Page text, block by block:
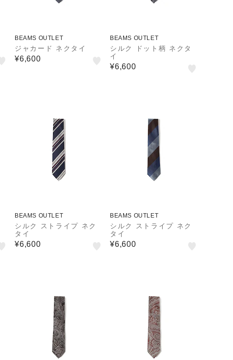
BEAMS OUTLET
ジャカード ネクタイ
¥6,600
BEAMS OUTLET
シルク ドット柄 ネクタ
イ
¥6,600
BEAMS OUTLET
シルク ストライプ ネク
タイ
¥6,600
BEAMS OUTLET
シルク ストライプ ネク
タイ
¥6,600